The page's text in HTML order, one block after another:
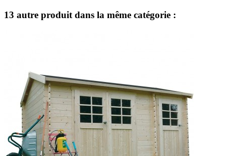
13 autre produit dans la même catégorie :